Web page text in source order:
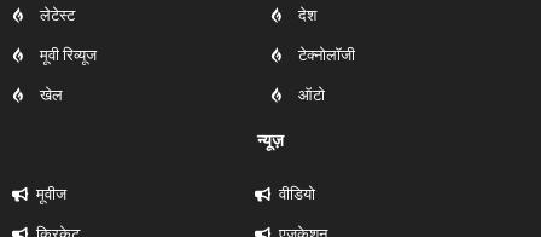
लेटेस्ट
मूवी रिव्यूज
खेल
देश
टेक्नोलॉजी
ऑटो
न्यूज़
मूवीज वीडियो